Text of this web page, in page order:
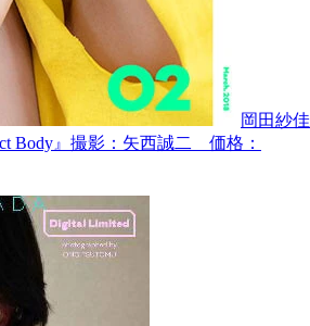
岡田紗佳
Body』撮影：矢西誠二 価格：